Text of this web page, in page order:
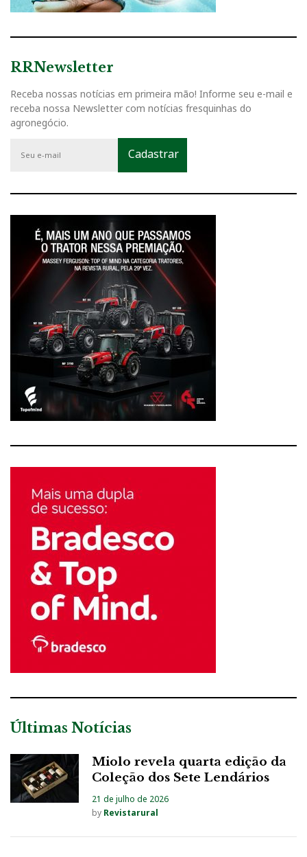
RRNewsletter
Receba nossas notícias em primeira mão! Informe seu e-mail e
receba nossa Newsletter com notícias fresquinhas do
agronegócio.
Últimas Notícias
Miolo revela quarta edição da
Coleção dos Sete Lendários
21 de julho de 2026
by Revistarural